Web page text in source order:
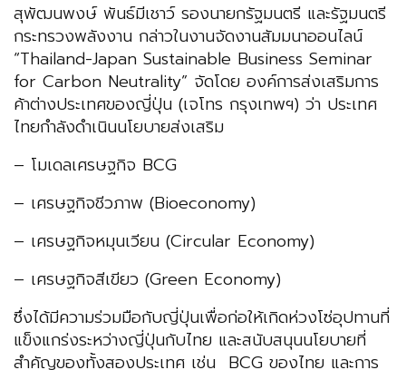
สุพัฒนพงษ์ พันธ์มีเชาว์ รองนายกรัฐมนตรี และรัฐมนตรี
กระทรวงพลังงาน กล่าวในงานจัดงานสัมมนาออนไลน์
“Thailand-Japan Sustainable Business Seminar
for Carbon Neutrality” จัดโดย องค์การส่งเสริมการ
ค้าต่างประเทศของญี่ปุ่น (เจโทร กรุงเทพฯ) ว่า ประเทศ
ไทยกําลังดําเนินนโยบายส่งเสริม
– โมเดลเศรษฐกิจ BCG
– เศรษฐกิจชีวภาพ (Bioeconomy)
– เศรษฐกิจหมุนเวียน (Circular Economy)
– เศรษฐกิจสีเขียว (Green Economy)
ซึ่งได้มีความร่วมมือกับญี่ปุ่นเพื่อก่อให้เกิดห่วงโซ่อุปทานที่
แข็งแกร่งระหว่างญี่ปุ่นกับไทย และสนับสนุนนโยบายที่
สําคัญของทั้งสองประเทศ เช่น BCG ของไทย และการ